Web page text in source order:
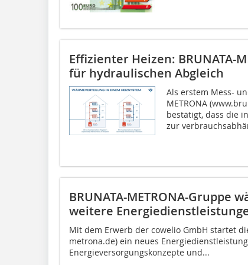
Effizienter Heizen: BRUNATA-
für hydraulischen Abgleich
Als erstem Mess-
METRONA
bestätigt, dass die
zur
BRUNATA-METRONA-Gruppe
weitere
Mit dem Erwerb der cowelio GmbH startet
metrona.de) ein neues
Energieversorgungskonzepte und...